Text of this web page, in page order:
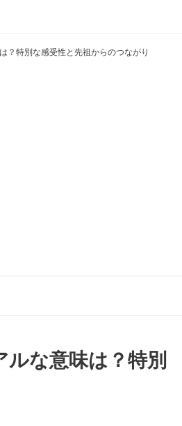
？特別な感受性と先祖からのつながり
な意味は？特別